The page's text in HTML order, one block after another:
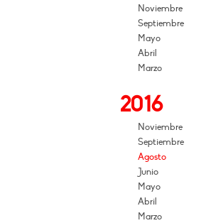
Noviembre
Septiembre
Mayo
Abril
Marzo
2016
Noviembre
Septiembre
Agosto
Junio
Mayo
Abril
Marzo